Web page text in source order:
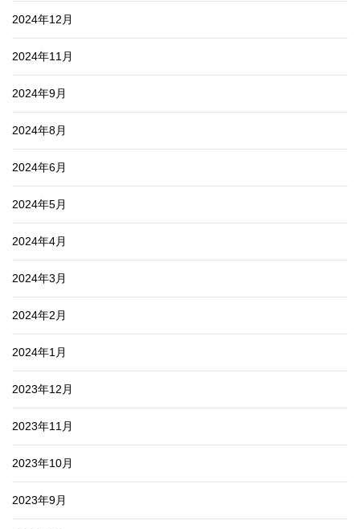
2024年12月
2024年11月
2024年9月
2024年8月
2024年6月
2024年5月
2024年4月
2024年3月
2024年2月
2024年1月
2023年12月
2023年11月
2023年10月
2023年9月